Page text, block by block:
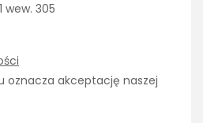
wew. 305
oznacza akceptację naszej